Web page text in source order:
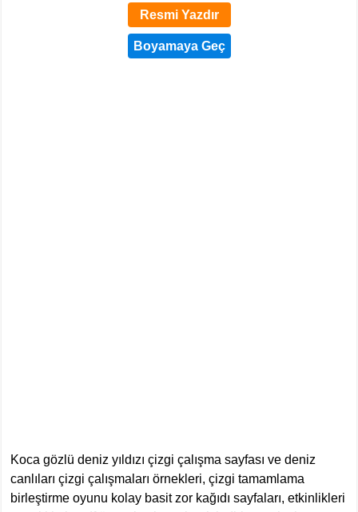
Resmi Yazdır
Koca gözlü deniz yıldızı çizgi çalışma sayfası ve deniz
canlıları çizgi çalışmaları örnekleri, çizgi tamamlama
birleştirme oyunu kolay basit zor kağıdı sayfaları, etkinlikleri